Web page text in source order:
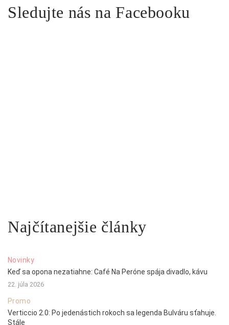
Sledujte nás na Facebooku
Najčítanejšie články
Novinky
Keď sa opona nezatiahne: Café Na Peróne spája divadlo, kávu
22. júla 2026
Promo
Verticcio 2.0: Po jedenástich rokoch sa legenda Bulváru sťahuje.
Stále